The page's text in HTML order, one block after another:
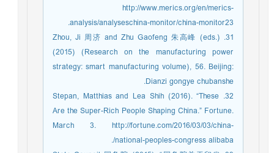
http://www.merics.org/en/merics-
analysis/analyseschina-monitor/china-monitor23.
31. Zhou, Ji 周济 and Zhu Gaofeng 朱高峰 (eds.)
(2015) (Research on the manufacturing power
strategy: smart manufacturing volume), 56. Beijing:
Dianzi gongye chubanshe.
32. Stepan, Matthias and Lea Shih (2016). “These
Are the Super-Rich People Shaping China.” Fortune.
March 3. http://fortune.com/2016/03/03/china-
national-peoples-congress alibaba/.